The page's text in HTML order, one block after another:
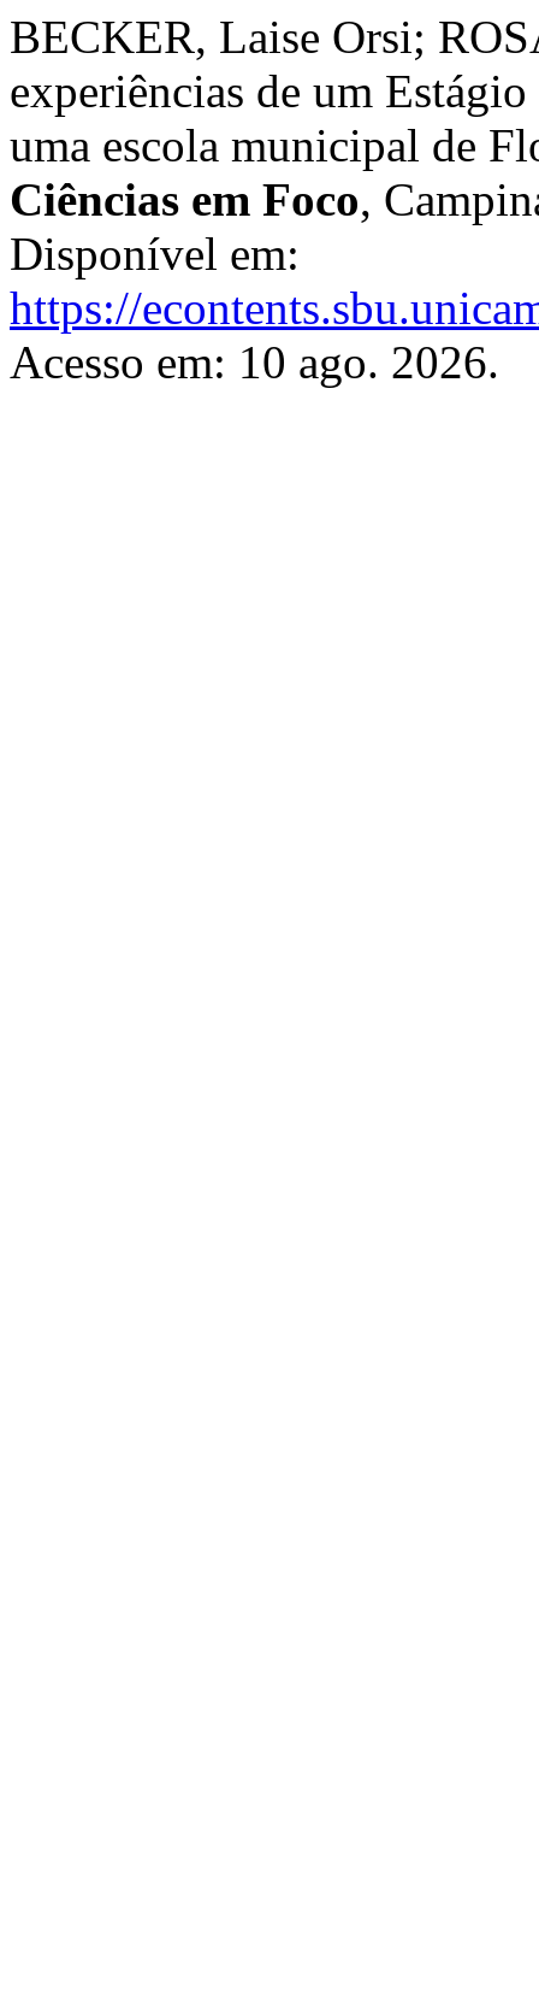
BECKER, Laise Orsi;
experiências de um
uma escola municipal de
Ciências em Foco,
Disponível em:
https://
Acesso em: 10 ago. 2026.